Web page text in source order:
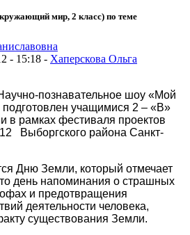
мир, 2 класс) по теме
- 15:18 - Хаперскова Ольга
познавательное шоу «Мой
учащимися 2 – «В»
в рамках фестиваля проектов
Выборгского района Санкт-
Дню Земли, который отмечает
день напоминания о страшных
и предотвращения
деятельности человека,
существования Земли.